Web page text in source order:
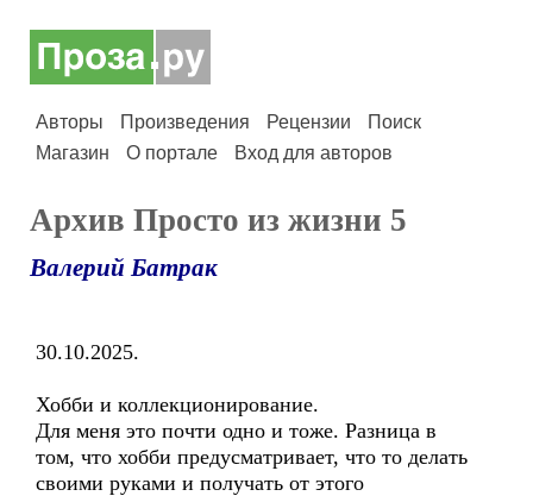
Авторы Произведения Рецензии
Поиск
Магазин
О портале Вход для авторов
Архив Просто из жизни 5
Валерий Батрак
30.10.2025.
Хобби и коллекционирование.
Для меня это почти одно и тоже. Разница в
том, что хобби предусматривает, что то делать
своими руками и получать от этого